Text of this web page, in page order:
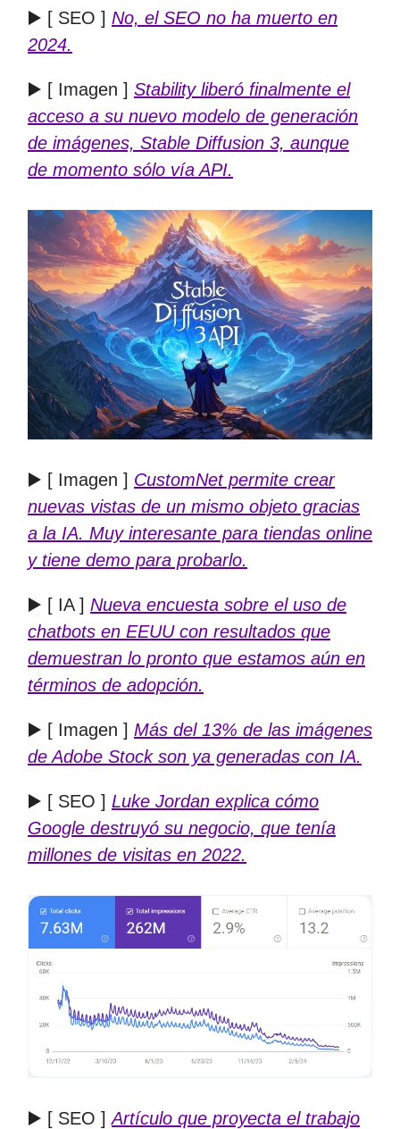
▶️ [ SEO ] No, el SEO no ha muerto en
2024.
▶️ [ Imagen ] Stability liberó finalmente el
acceso a su nuevo modelo de generación
de imágenes, Stable Diffusion 3, aunque
de momento sólo vía API.
▶️ [ Imagen ] CustomNet permite crear
nuevas vistas de un mismo objeto gracias
a la IA. Muy interesante para tiendas online
y tiene demo para probarlo.
▶️ [ IA ] Nueva encuesta sobre el uso de
chatbots en EEUU con resultados que
demuestran lo pronto que estamos aún en
términos de adopción.
▶️ [ Imagen ] Más del 13% de las imágenes
de Adobe Stock son ya generadas con IA.
▶️ [ SEO ] Luke Jordan explica cómo
Google destruyó su negocio, que tenía
millones de visitas en 2022.
▶️ [ SEO ]Artículo que proyecta el trabajo